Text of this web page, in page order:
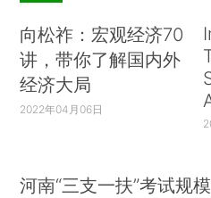
向松祚：宏观经济70
讲，带你了解国内外
经济大局
2022年04月06日
河南“三支一扶”考试规